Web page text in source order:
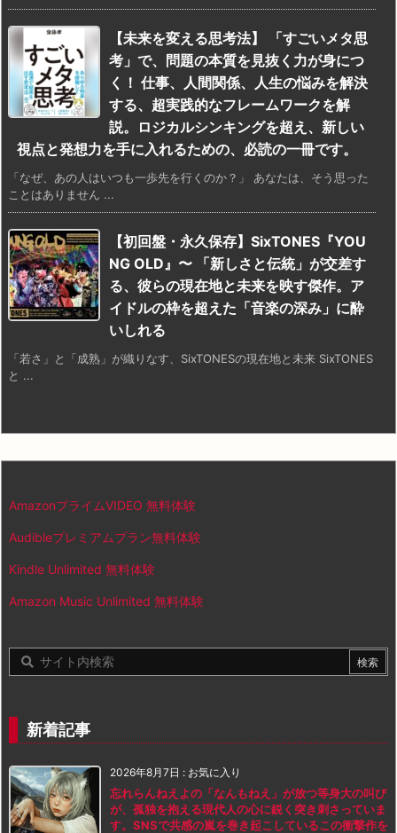
【未来を変える思考法】 「すごいメタ思
考」で、問題の本質を見抜く力が身につ
く！ 仕事、人間関係、人生の悩みを解決
する、超実践的なフレームワークを解
説。ロジカルシンキングを超え、新しい
視点と発想力を手に入れるための、必読の一冊です。
「なぜ、あの人はいつも一歩先を行くのか？」 あなたは、そう思った
ことはありません ...
【初回盤・永久保存】SixTONES『YOU
NG OLD』〜 「新しさと伝統」が交差す
る、彼らの現在地と未来を映す傑作。ア
イドルの枠を超えた「音楽の深み」に酔
いしれる
「若さ」と「成熟」が織りなす、SixTONESの現在地と未来 SixTONES
と ...
AmazonプライムVIDEO 無料体験
Audibleプレミアムプラン無料体験
Kindle Unlimited 無料体験
Amazon Music Unlimited 無料体験
新着記事
2026年8月7日 : お気に入り
忘れらんねえよの「なんもねえ」が放つ等身大の叫び
が、孤独を抱える現代人の心に鋭く突き刺さっていま
す。SNSで共感の嵐を巻き起こしているこの衝撃作を